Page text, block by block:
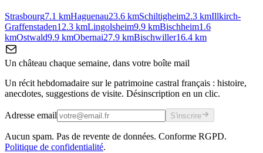
Strasbourg7.1 kmHaguenau23.6 kmSchiltigheim2.3 kmIllkirch-
Graffenstaden12.3 kmLingolsheim9.9 kmBischheim1.6
kmOstwald9.9 kmObernai27.9 kmBischwiller16.4 km
Un château chaque semaine, dans votre boîte mail
Un récit hebdomadaire sur le patrimoine castral français : histoire,
anecdotes, suggestions de visite. Désinscription en un clic.
Adresse email S'inscrire
Aucun spam. Pas de revente de données. Conforme RGPD.
Politique de confidentialité.